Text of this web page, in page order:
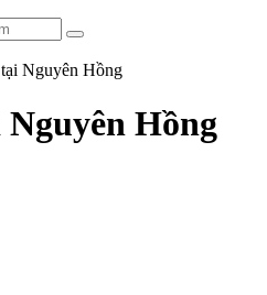
Nguyên Hồng
Hồng